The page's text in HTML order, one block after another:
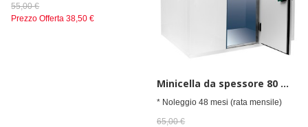
55,00 €
Prezzo Offerta 38,50 €
Minicella da spessore 80 mm, h=2010 mm, 1500x1500 mm
* Noleggio 48 mesi (rata mensile)
65,00 €